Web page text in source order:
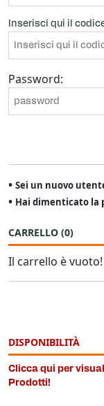
Inserisci qui il
Password:
• Sei un nuovo
• Hai dimenticato la
CARRELLO (0)
Il carrello è vuoto!
DISPONIBILITÀ
Clicca qui per
Prodotti!